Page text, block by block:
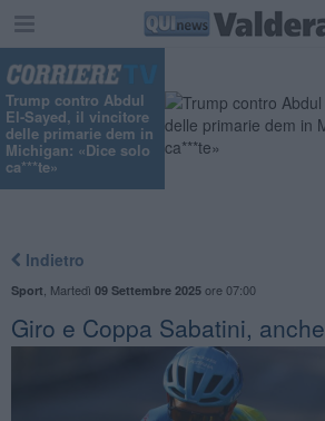
Trump contro Abdul
El-Sayed, il vincitore
delle primarie dem in
Michigan: «Dice solo
ca***te»
Indietro
Sport Martedì 09 Settembre 2025ore 07:00
Giro e Coppa Sabatini,